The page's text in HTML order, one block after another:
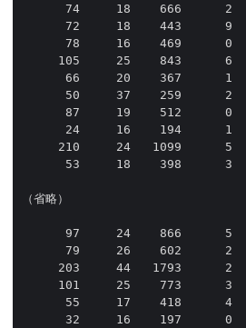
74     18    666      2
72     18    443      9
78     16    469      0
105     25    843      6
66     20    367      1
50     37    259      2
87     19    512      0
24     16    194      1
210     24   1099      5
53     18    398      3
（省略）
97     24    866      5
79     26    602      2
203     44   1793      2
101     25    773      3
55     17    418      4
32     16    197      0